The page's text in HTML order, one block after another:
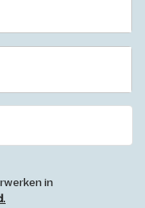
in
.